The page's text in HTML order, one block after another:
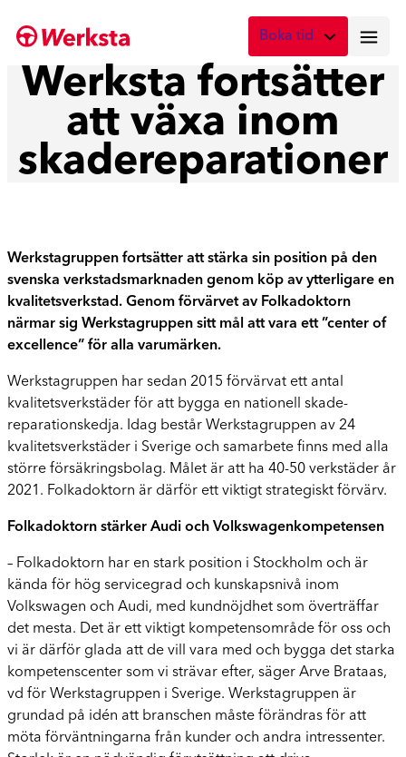
till
Boka tid
Vad önskar du att boka?
Digital skadebesiktning
Fota skadan med mobilen
Skadebesiktning på verkstad
Boka tid för service
Boka reparation av vindruta
Byte av vindruta
Boka byte av vindruta
Werksta fortsätter
att växa inom
skadereparationer
Werkstagruppen fortsätter att stärka sin position på den
svenska verkstadsmarknaden genom köp av ytterligare en
kvalitetsverkstad. Genom förvärvet av Folkadoktorn
närmar sig Werkstagruppen sitt mål att vara ett ”center of
excellence” för alla varumärken.
Werkstagruppen har sedan 2015 förvärvat ett antal
kvalitetsverkstäder för att bygga en nationell skade-
reparationskedja. Idag består Werkstagruppen av 24
kvalitetsverkstäder i Sverige och samarbete finns med alla
större försäkringsbolag. Målet är att ha 40-50 verkstäder år
2021. Folkadoktorn är därför ett viktigt strategiskt förvärv.
Folkadoktorn stärker Audi och Volkswagenkompetensen
– Folkadoktorn har en stark position i Stockholm och är
kända för hög servicegrad och kunskapsnivå inom
Volkswagen och Audi, med kundnöjdhet som överträffar
det mesta. Det är ett viktigt kompetensområde för oss och
vi är därför glada att de vill vara med och bygga det starka
kompetenscenter som vi strävar efter, säger Arve Brataas,
vd för Werkstagruppen i Sverige. Werkstagruppen är
grundad på idén att branschen måste förändras för att
möta förväntningarna från kunder och andra intressenter.